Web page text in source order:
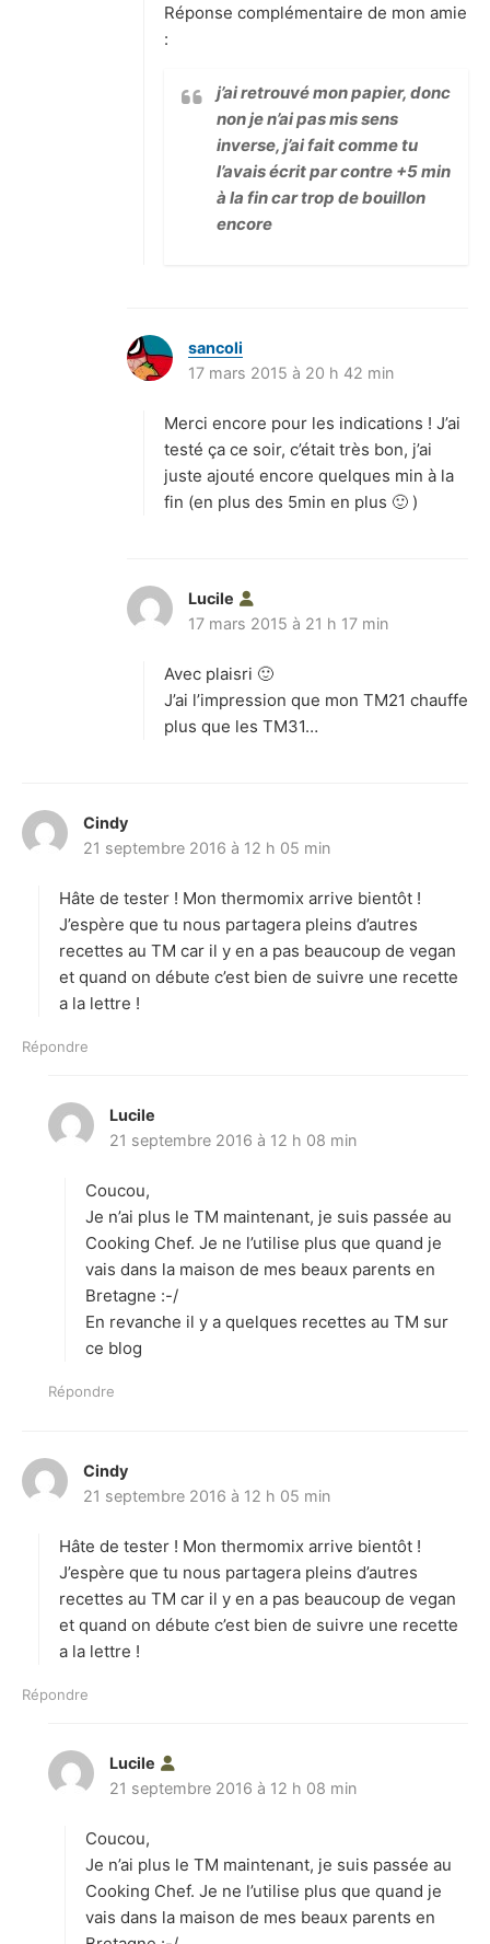
:
Réponse complémentaire de mon amie
:
j’ai retrouvé mon papier, donc
non je n’ai pas mis sens
inverse, j’ai fait comme tu
l’avais écrit par contre +5 min
à la fin car trop de bouillon
encore
sancoli
i
:
17 mars 2015 à 20 h 42 min
Merci encore pour les indications ! J’ai
testé ça ce soir, c’était très bon, j’ai
juste ajouté encore quelques min à la
fin (en plus des 5min en plus 🙂 )
Lucile
i
:
17 mars 2015 à 21 h 17 min
Avec plaisri 🙂
J’ai l’impression que mon TM21 chauffe
plus que les TM31…
Cindy
i
:
21 septembre 2016 à 12 h 05 min
Hâte de tester ! Mon thermomix arrive bientôt !
J’espère que tu nous partagera pleins d’autres
recettes au TM car il y en a pas beaucoup de vegan
et quand on débute c’est bien de suivre une recette
a la lettre !
Répondre
Lucile
i
:
21 septembre 2016 à 12 h 08 min
Coucou,
Je n’ai plus le TM maintenant, je suis passée au
Cooking Chef. Je ne l’utilise plus que quand je
vais dans la maison de mes beaux parents en
Bretagne :-/
En revanche il y a quelques recettes au TM sur
ce blog
Répondre
Cindy
i
:
21 septembre 2016 à 12 h 05 min
Hâte de tester ! Mon thermomix arrive bientôt !
J’espère que tu nous partagera pleins d’autres
recettes au TM car il y en a pas beaucoup de vegan
et quand on débute c’est bien de suivre une recette
a la lettre !
Répondre
Lucile
i
:
21 septembre 2016 à 12 h 08 min
Coucou,
Je n’ai plus le TM maintenant, je suis passée au
Cooking Chef. Je ne l’utilise plus que quand je
vais dans la maison de mes beaux parents en